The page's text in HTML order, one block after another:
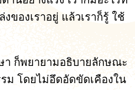
ของเราอยู่ แล้วเราก็รู้ ใช้
า ก็พยายามอธิบายลักษณะ
ม โดยไม่อึดอัดขัดเคืองใน